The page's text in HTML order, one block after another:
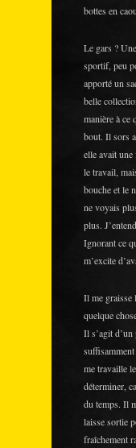
bottes en
Le gars ?
sportif, peu
apporté un
belle
manière à ce
bout. Il sors
elle avait
le travail,
bouche et le
ne voyais
plus.
Ignorant ce
m’excite
Il me graisse
quelque
Il s’agit
me travaille
déterminer,
du temps. Il
laisse sortie
fraîchement